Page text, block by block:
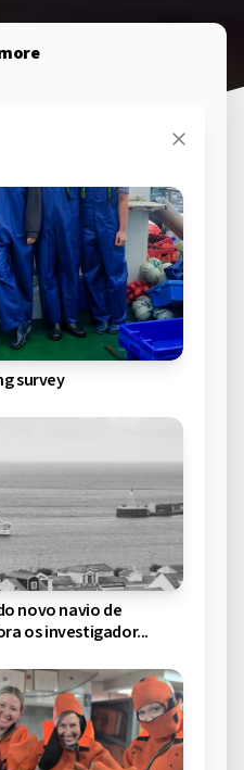
survey
novo navio de
os investigador...